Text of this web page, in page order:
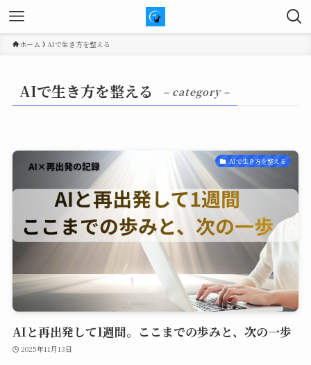
ホーム AIで生き方を整える
AIで生き方を整える – category –
AIで生き方を整える
AIと再出発して1週間。ここまでの歩みと、次の一歩
2025年11月13日